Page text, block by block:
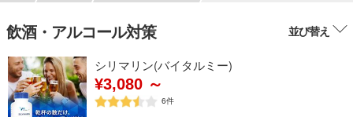
飲酒・アルコール対策 並び替え
シリマリン(バイタルミー)
¥3,080 ～
6件